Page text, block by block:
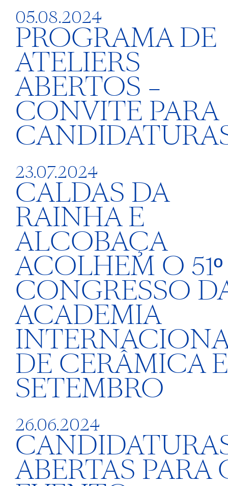
05.08.2024
PROGRAMA DE
ATELIERS
ABERTOS –
CONVITE PARA
23.07.2024
CALDAS DA
RAINHA E
ALCOBAÇA
ACOLHEM O 51º
CONGRESSO
ACADEMIA
DE CERÂMICA
SETEMBRO
26.06.2024
ABERTAS PARA